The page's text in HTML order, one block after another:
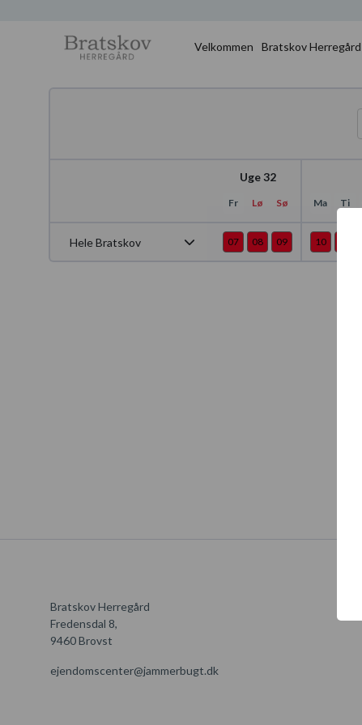
Velkommen Bratskov Herregård
Uge 32
Fr Lø Sø Ma Ti
Hele Bratskov 07 08 09 10
Bratskov Herregård
Fredensdal 8,
9460 Brovst
ejendomscenter@jammerbugt.dk